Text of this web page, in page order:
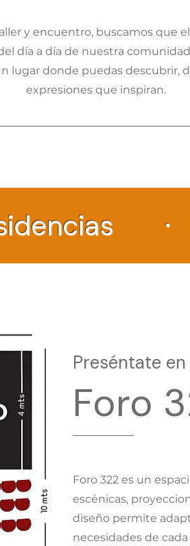
y encuentro, buscamos que
día a día de nuestra
lugar donde puedas descubrir,
expresiones que inspiran.
·
Preséntate en
Foro
Foro 322 es un
escénicas,
diseño permite
necesidades de